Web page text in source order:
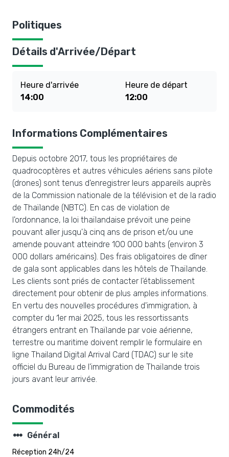
Politiques
Détails d'Arrivée/Départ
Heure d'arrivée
14:00
Heure de départ
12:00
Informations Complémentaires
Depuis octobre 2017, tous les propriétaires de
quadrocoptères et autres véhicules aériens sans pilote
(drones) sont tenus d'enregistrer leurs appareils auprès
de la Commission nationale de la télévision et de la radio
de Thaïlande (NBTC). En cas de violation de
l'ordonnance, la loi thaïlandaise prévoit une peine
pouvant aller jusqu'à cinq ans de prison et/ou une
amende pouvant atteindre 100 000 bahts (environ 3
000 dollars américains). Des frais obligatoires de dîner
de gala sont applicables dans les hôtels de Thaïlande.
Les clients sont priés de contacter l’établissement
directement pour obtenir de plus amples informations.
En vertu des nouvelles procédures d'immigration, à
compter du 1er mai 2025, tous les ressortissants
étrangers entrant en Thaïlande par voie aérienne,
terrestre ou maritime doivent remplir le formulaire en
ligne Thailand Digital Arrival Card (TDAC) sur le site
officiel du Bureau de l'immigration de Thaïlande trois
jours avant leur arrivée.
Commodités
steppers Général
Réception 24h/24